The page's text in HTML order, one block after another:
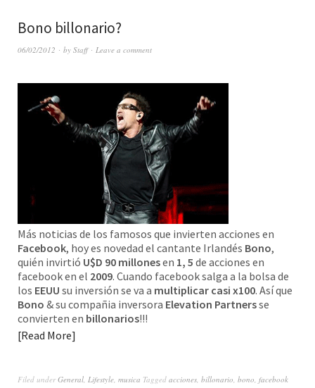
Bono billonario?
06/02/2012 by Staff Leave a comment
Más noticias de los famosos que invierten acciones en
Facebook, hoy es novedad el cantante Irlandés Bono,
quién invirtió U$D 90 millonesen 1, 5 de acciones en
facebook en el 2009. Cuando facebook salga a la bolsa de
los EEUU su inversión se va a multiplicar casi x100. Así que
Bono & su compañia inversora Elevation Partnersse
convierten en billonarios!!!
Read More
Filed underGeneral Lifestyle musica Tagged acciones billonario bono facebook